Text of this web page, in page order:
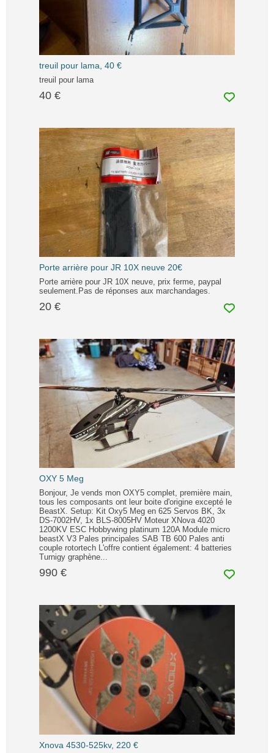
treuil pour lama, 40 €
treuil pour lama
40 €
Porte arrière pour JR 10X neuve 20€
Porte arrière pour JR 10X neuve, prix ferme, paypal
seulement.Pas de réponses aux marchandages.
20 €
OXY 5 Meg
Bonjour, Je vends mon OXY5 complet, première main,
tous les composants ont leur boite d'origine excepté le
BeastX. Setup: Kit Oxy5 Meg en 625 Servos BK, 3x
DS-7002HV, 1x BLS-8005HV Moteur XNova 4020
1200KV ESC Hobbywing platinum 120A Module micro
beastX V3 Pales principales SAB TB 600 Pales anti
couple rotortech L'offre contient également: 4 batteries
Turnigy graphène...
990 €
Xnova 4530-525kv, 220 €